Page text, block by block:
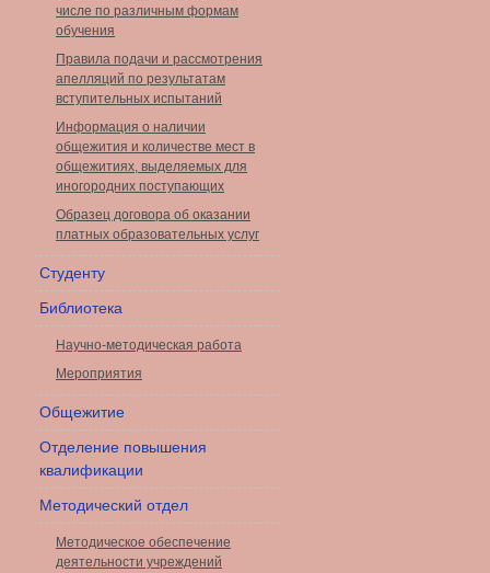
числе по различным формам
обучения
Правила подачи и рассмотрения
апелляций по результатам
вступительных испытаний
Информация о наличии
общежития и количестве мест в
общежитиях, выделяемых для
иногородних поступающих
Образец договора об оказании
платных образовательных услуг
Студенту
Библиотека
Научно-методическая работа
Мероприятия
Общежитие
Отделение повышения
квалификации
Методический отдел
Методическое обеспечение
деятельности учреждений